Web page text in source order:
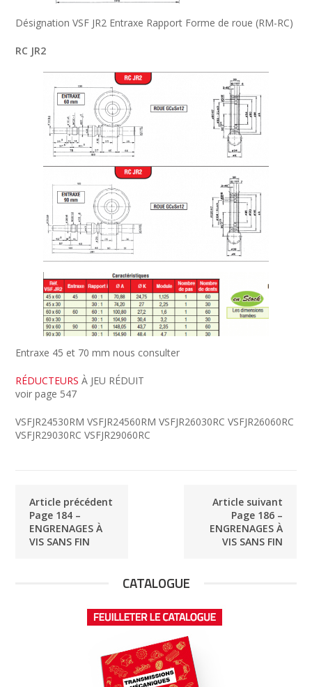
Désignation VSF JR2 Entraxe Rapport Forme de roue (RM-RC)
RC JR2
Entraxe 45 et 70 mm nous consulter
RÉDUCTEURS À JEU RÉDUIT
voir page 547
VSFJR24530RM VSFJR24560RM VSFJR26030RC VSFJR26060RC
VSFJR29030RC VSFJR29060RC
Article précédent
Page 184 –
ENGRENAGES À
VIS SANS FIN
Article suivant
Page 186 –
ENGRENAGES À
VIS SANS FIN
CATALOGUE